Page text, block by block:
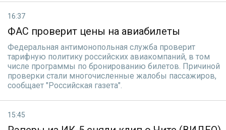
16:37
ФАС проверит цены на авиабилеты
Федеральная антимонопольная служба проверит
тарифную политику российских авиакомпаний, в том
числе программы по бронированию билетов. Причиной
проверки стали многочисленные жалобы пассажиров,
сообщает "Российская газета".
15:45